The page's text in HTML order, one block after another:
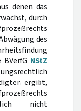
denen das
durch
des
BVerfG NStZ
ergibt,
nicht